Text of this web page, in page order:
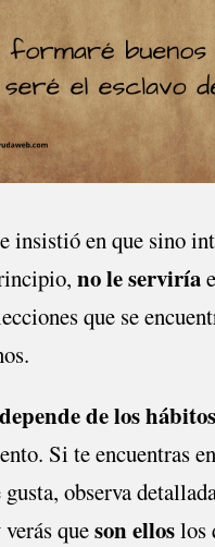
insistió en que sino
no le serviría
que se
de los hábitos
Si te encuentras
observa
queson elloslos